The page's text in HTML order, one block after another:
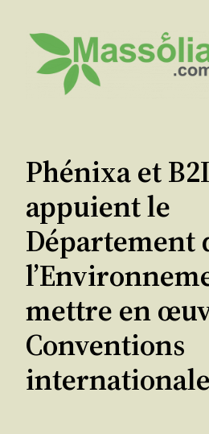
contenu
Phénixa et
appuient le
Département
mettre en
Conventions